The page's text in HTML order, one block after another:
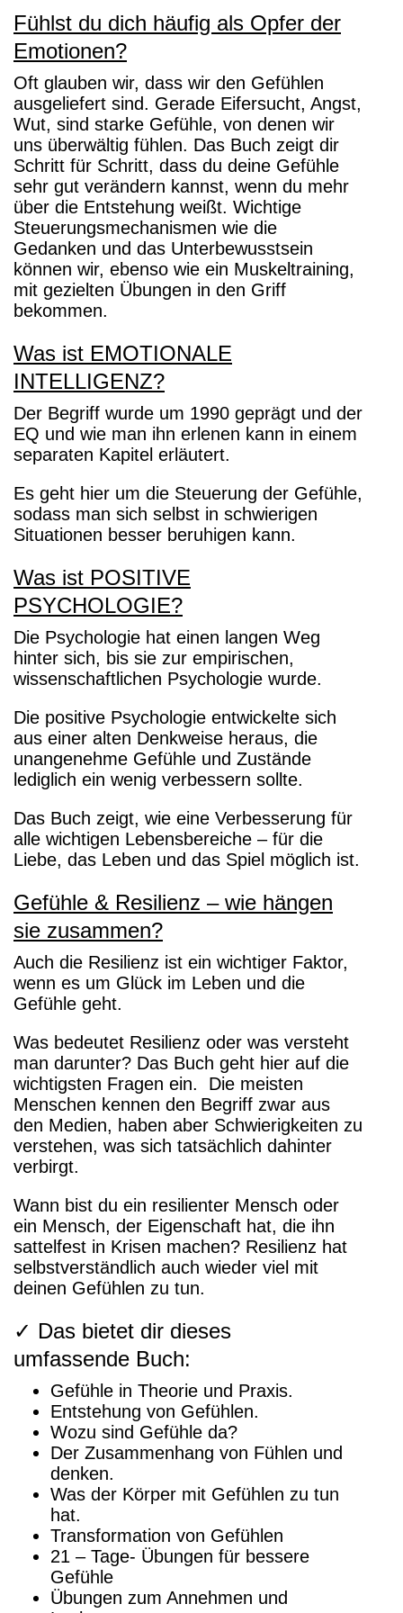
Fühlst du dich häufig als Opfer der
Emotionen?
Oft glauben wir, dass wir den Gefühlen
ausgeliefert sind. Gerade Eifersucht, Angst,
Wut, sind starke Gefühle, von denen wir
uns überwältig fühlen. Das Buch zeigt dir
Schritt für Schritt, dass du deine Gefühle
sehr gut verändern kannst, wenn du mehr
über die Entstehung weißt. Wichtige
Steuerungsmechanismen wie die
Gedanken und das Unterbewusstsein
können wir, ebenso wie ein Muskeltraining,
mit gezielten Übungen in den Griff
bekommen.
Was ist EMOTIONALE
INTELLIGENZ?
Der Begriff wurde um 1990 geprägt und der
EQ und wie man ihn erlenen kann in einem
separaten Kapitel erläutert.
Es geht hier um die Steuerung der Gefühle,
sodass man sich selbst in schwierigen
Situationen besser beruhigen kann.
Was ist POSITIVE
PSYCHOLOGIE?
Die Psychologie hat einen langen Weg
hinter sich, bis sie zur empirischen,
wissenschaftlichen Psychologie wurde.
Die positive Psychologie entwickelte sich
aus einer alten Denkweise heraus, die
unangenehme Gefühle und Zustände
lediglich ein wenig verbessern sollte.
Das Buch zeigt, wie eine Verbesserung für
alle wichtigen Lebensbereiche – für die
Liebe, das Leben und das Spiel möglich ist.
Gefühle & Resilienz – wie hängen
sie zusammen?
Auch die Resilienz ist ein wichtiger Faktor,
wenn es um Glück im Leben und die
Gefühle geht.
Was bedeutet Resilienz oder was versteht
man darunter? Das Buch geht hier auf die
wichtigsten Fragen ein. Die meisten
Menschen kennen den Begriff zwar aus
den Medien, haben aber Schwierigkeiten zu
verstehen, was sich tatsächlich dahinter
verbirgt.
Wann bist du ein resilienter Mensch oder
ein Mensch, der Eigenschaft hat, die ihn
sattelfest in Krisen machen? Resilienz hat
selbstverständlich auch wieder viel mit
deinen Gefühlen zu tun.
✓ Das bietet dir dieses
umfassende Buch:
Gefühle in Theorie und Praxis.
Entstehung von Gefühlen.
Wozu sind Gefühle da?
Der Zusammenhang von Fühlen und
denken.
Was der Körper mit Gefühlen zu tun
hat.
Transformation von Gefühlen
21 – Tage- Übungen für bessere
Gefühle
Übungen zum Annehmen und